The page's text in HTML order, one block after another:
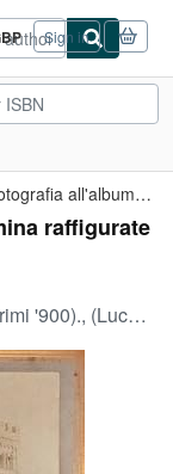
Sign in
Bella e grande fotografia all'albumina raffigurate la Chiesa di ...
raffigurate
'900)., (Lucca).